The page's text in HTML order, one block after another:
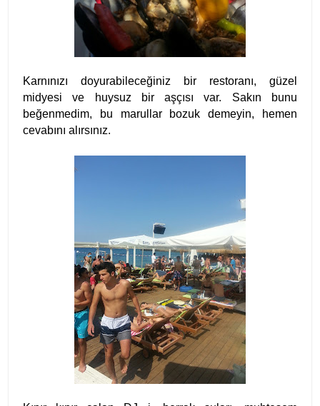
Karnınızı doyurabileceğiniz bir restoranı, güzel
midyesi ve huysuz bir aşçısı var. Sakın bunu
beğenmedim, bu marullar bozuk demeyin, hemen
cevabını alırsınız.